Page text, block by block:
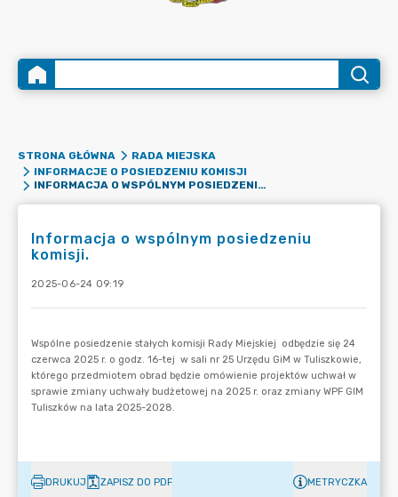
STRONA GŁÓWNA
RADA MIEJSKA
INFORMACJE O POSIEDZENIU KOMISJI
INFORMACJA O WSPÓLNYM POSIEDZENIU KOMISJI.
Informacja o wspólnym posiedzeniu
komisji.
2025-06-24 09:19
DRUKUJ ZAPISZ DO PDF METRYCZKA